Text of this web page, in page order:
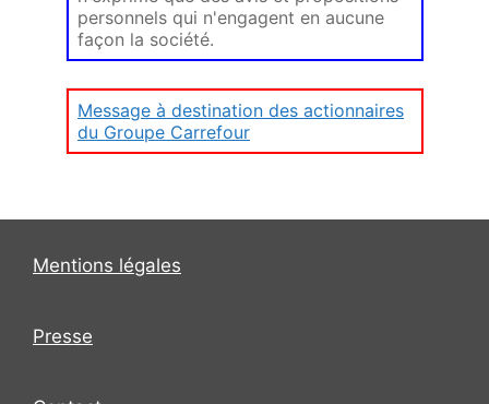
personnels qui n'engagent en aucune
façon la société.
Message à destination des actionnaires
du Groupe Carrefour
Mentions légales
Presse